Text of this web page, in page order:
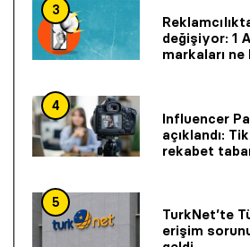
3
değişiyor: 1
markaları
4
Influencer
açıklandı:
rekabet
5
TurkNet’te
erişim